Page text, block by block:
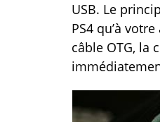
USB. Le
PS4 qu’à
câble OTG, la